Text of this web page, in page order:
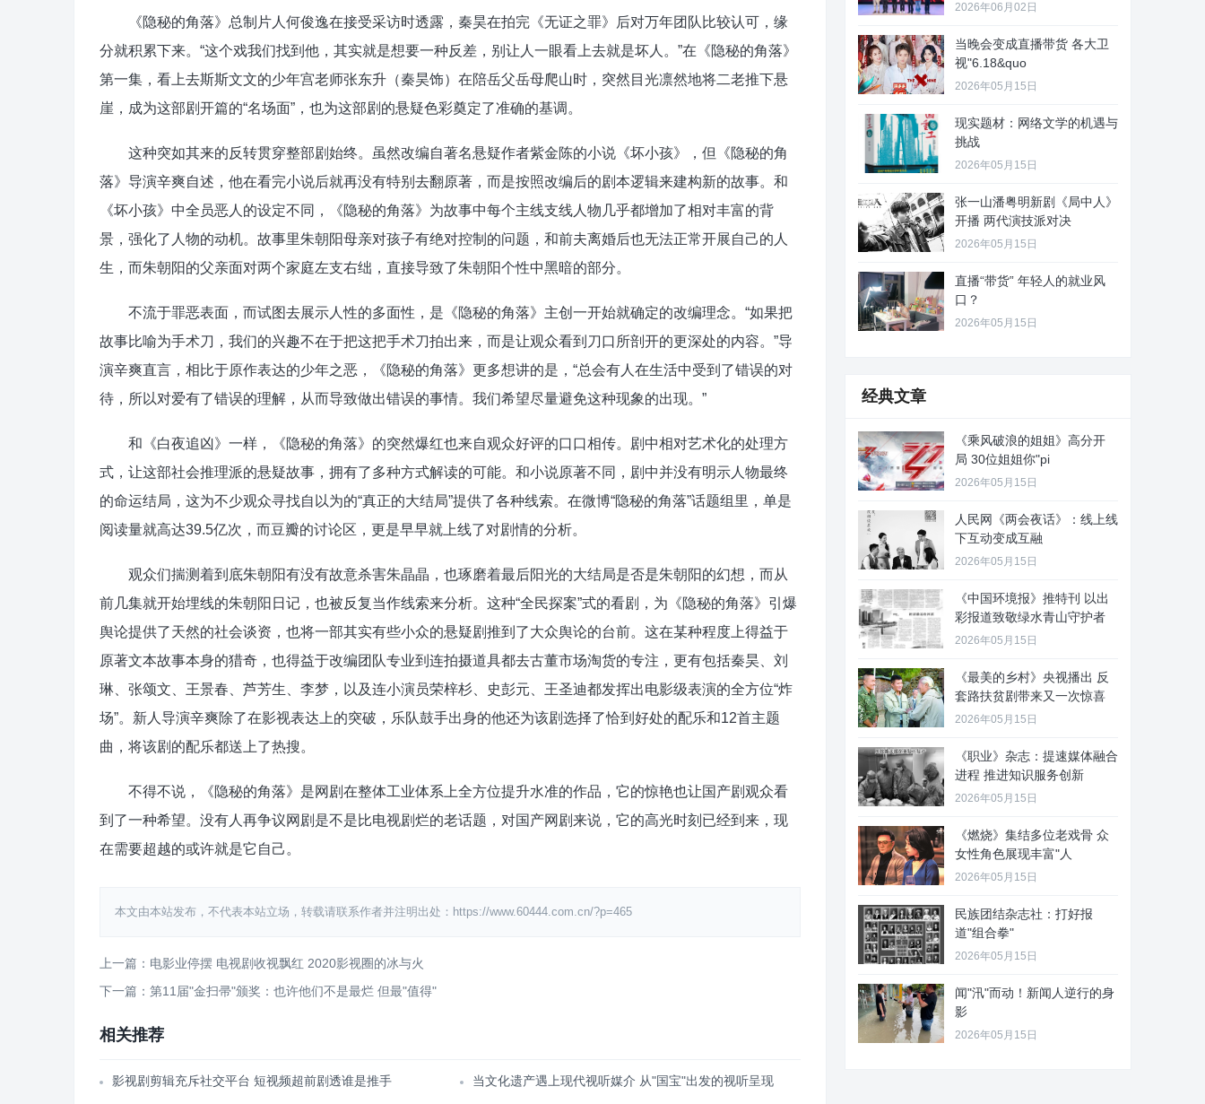
《隐秘的角落》总制片人何俊逸在接受采访时透露，秦昊在拍完《无证之罪》后对万年团队比较认可，缘
分就积累下来。“这个戏我们找到他，其实就是想要一种反差，别让人一眼看上去就是坏人。”在《隐秘的角落》
第一集，看上去斯斯文文的少年宫老师张东升（秦昊饰）在陪岳父岳母爬山时，突然目光凛然地将二老推下悬
崖，成为这部剧开篇的“名场面”，也为这部剧的悬疑色彩奠定了准确的基调。
这种突如其来的反转贯穿整部剧始终。虽然改编自著名悬疑作者紫金陈的小说《坏小孩》，但《隐秘的角
落》导演辛爽自述，他在看完小说后就再没有特别去翻原著，而是按照改编后的剧本逻辑来建构新的故事。和
《坏小孩》中全员恶人的设定不同，《隐秘的角落》为故事中每个主线支线人物几乎都增加了相对丰富的背
景，强化了人物的动机。故事里朱朝阳母亲对孩子有绝对控制的问题，和前夫离婚后也无法正常开展自己的人
生，而朱朝阳的父亲面对两个家庭左支右绌，直接导致了朱朝阳个性中黑暗的部分。
不流于罪恶表面，而试图去展示人性的多面性，是《隐秘的角落》主创一开始就确定的改编理念。“如果把
故事比喻为手术刀，我们的兴趣不在于把这把手术刀拍出来，而是让观众看到刀口所剖开的更深处的内容。”导
演辛爽直言，相比于原作表达的少年之恶，《隐秘的角落》更多想讲的是，“总会有人在生活中受到了错误的对
待，所以对爱有了错误的理解，从而导致做出错误的事情。我们希望尽量避免这种现象的出现。”
和《白夜追凶》一样，《隐秘的角落》的突然爆红也来自观众好评的口口相传。剧中相对艺术化的处理方
式，让这部社会推理派的悬疑故事，拥有了多种方式解读的可能。和小说原著不同，剧中并没有明示人物最终
的命运结局，这为不少观众寻找自以为的“真正的大结局”提供了各种线索。在微博“隐秘的角落”话题组里，单是
阅读量就高达39.5亿次，而豆瓣的讨论区，更是早早就上线了对剧情的分析。
观众们揣测着到底朱朝阳有没有故意杀害朱晶晶，也琢磨着最后阳光的大结局是否是朱朝阳的幻想，而从
前几集就开始埋线的朱朝阳日记，也被反复当作线索来分析。这种“全民探案”式的看剧，为《隐秘的角落》引爆
舆论提供了天然的社会谈资，也将一部其实有些小众的悬疑剧推到了大众舆论的台前。这在某种程度上得益于
原著文本故事本身的猎奇，也得益于改编团队专业到连拍摄道具都去古董市场淘货的专注，更有包括秦昊、刘
琳、张颂文、王景春、芦芳生、李梦，以及连小演员荣梓杉、史彭元、王圣迪都发挥出电影级表演的全方位“炸
场”。新人导演辛爽除了在影视表达上的突破，乐队鼓手出身的他还为该剧选择了恰到好处的配乐和12首主题
曲，将该剧的配乐都送上了热搜。
不得不说，《隐秘的角落》是网剧在整体工业体系上全方位提升水准的作品，它的惊艳也让国产剧观众看
到了一种希望。没有人再争议网剧是不是比电视剧烂的老话题，对国产网剧来说，它的高光时刻已经到来，现
在需要超越的或许就是它自己。
本文由本站发布，不代表本站立场，转载请联系作者并注明出处：https://www.60444.com.cn/?p=465
上一篇：电影业停摆 电视剧收视飘红 2020影视圈的冰与火
下一篇：第11届"金扫帚"颁奖：也许他们不是最烂 但最"值得"
相关推荐
影视剧剪辑充斥社交平台 短视频超前剧透谁是推手 当文化遗产遇上现代视听媒介 从"国宝"出发的视听呈现
2026年06月02日
当晚会变成直播带货 各大卫
视"6.18&quo
2026年05月15日
现实题材：网络文学的机遇与
挑战
2026年05月15日
张一山潘粤明新剧《局中人》
开播 两代演技派对决
2026年05月15日
直播“带货” 年轻人的就业风
口？
2026年05月15日
经典文章
《乘风破浪的姐姐》高分开
局 30位姐姐你"pi
2026年05月15日
人民网《两会夜话》：线上线
下互动变成互融
2026年05月15日
《中国环境报》推特刊 以出
彩报道致敬绿水青山守护者
2026年05月15日
《最美的乡村》央视播出 反
套路扶贫剧带来又一次惊喜
2026年05月15日
《职业》杂志：提速媒体融合
进程 推进知识服务创新
2026年05月15日
《燃烧》集结多位老戏骨 众
女性角色展现丰富"人
2026年05月15日
民族团结杂志社：打好报
道"组合拳"
2026年05月15日
闻"汛"而动！新闻人逆行的身
影
2026年05月15日